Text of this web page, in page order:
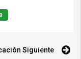
Siguiente